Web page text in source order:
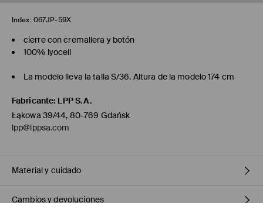
Index: 067JP-59X
cierre con cremallera y botón
100% lyocell
La modelo lleva la talla S/36. Altura de la modelo 174 cm
Fabricante: LPP S.A.
Łąkowa 39/44, 80-769 Gdańsk
lpp@lppsa.com
Material y cuidado
Cambios y devoluciones